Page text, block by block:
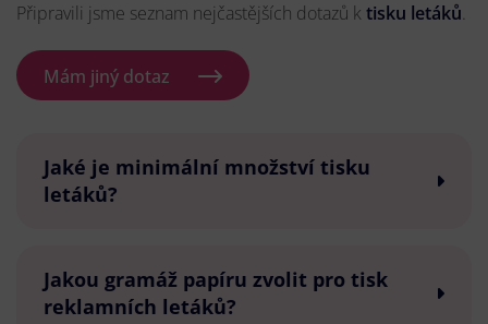
Připravili jsme seznam nejčastějších dotazů k tisku letáků.
Mám jiný dotaz
Jaké je minimální množství tisku
letáků?
Jakou gramáž papíru zvolit pro tisk
reklamních letáků?